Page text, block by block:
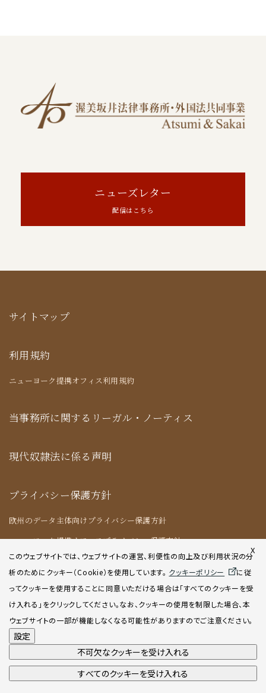
ニューズレター
配信はこちら
サイトマップ
利用規約
ニューヨーク提携オフィス利用規約
当事務所に関するリーガル・ノーティス
現代奴隷法に係る声明
プライバシー保護方針
欧州のデータ主体向けプライバシー保護方針
ニューヨーク提携オフィスプライバシー保護方針
クッキーポリシー
AIポリシー
©2001-2026 Atsumi & Sakai
X
このウェブサイトでは、ウェブサイトの運営、利便性の向上及び利用状況の分
析のためにクッキー（Cookie）を使用しています。 クッキーポリシー
に従
ってクッキーを使用することに同意いただける場合は「すべてのクッキーを受
け入れる」をクリックしてください。なお、クッキーの使用を制限した場合、本
ウェブサイトの一部が機能しなくなる可能性がありますのでご注意ください。
設定
不可欠なクッキーを受け入れる
すべてのクッキーを受け入れる